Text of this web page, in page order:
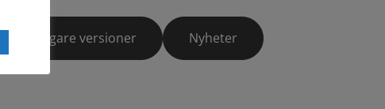
Tidigare versioner Nyheter